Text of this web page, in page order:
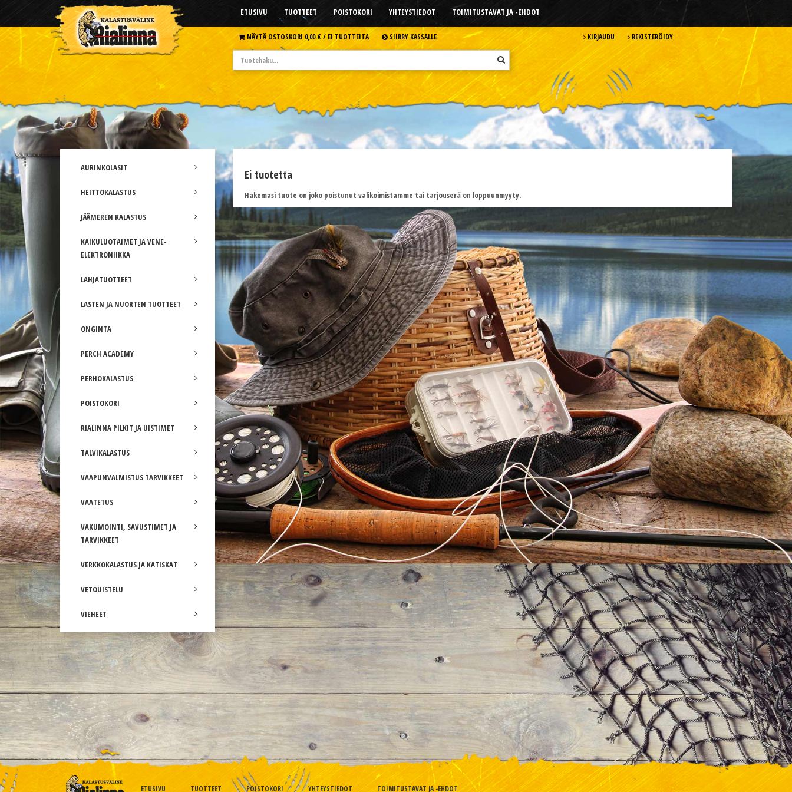
ETUSIVU TUOTTEET POISTOKORI YHTEYSTIEDOT TOIMITUSTAVAT JA -EHDOT
NÄYTÄ OSTOSKORI 0,00 € /EI TUOTTEITA SIIRRY KASSALLE KIRJAUDU REKISTERÖIDY
AURINKOLASIT
HEITTOKALASTUS
JÄÄMEREN KALASTUS
KAIKULUOTAIMET JA VENE-
ELEKTRONIIKKA
LAHJATUOTTEET
LASTEN JA NUORTEN TUOTTEET
ONGINTA
PERCH ACADEMY
PERHOKALASTUS
POISTOKORI
RIALINNA PILKIT JA UISTIMET
TALVIKALASTUS
VAAPUNVALMISTUS TARVIKKEET
VAATETUS
VAKUMOINTI, SAVUSTIMET JA
TARVIKKEET
VERKKOKALASTUS JA KATISKAT
VETOUISTELU
VIEHEET
Ei tuotetta
Hakemasi tuote on joko poistunut valikoimistamme tai tarjouserä on loppuunmyyty.
ETUSIVU TUOTTEET POISTOKORI YHTEYSTIEDOT TOIMITUSTAVAT JA -EHDOT